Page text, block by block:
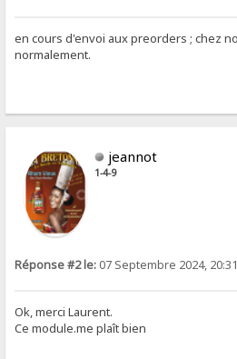
en cours d'envoi aux preorders ; chez
normalement.
jeannot
1-4-9
Réponse #2 le: 07 Septembre 2024, 20:31
Ok, merci Laurent.
Ce module.me plaît bien